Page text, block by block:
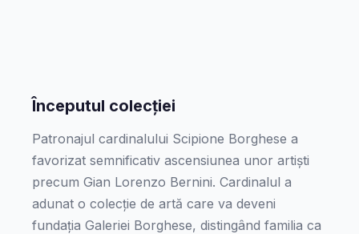
Începutul colecției
Patronajul cardinalului Scipione Borghese a
favorizat semnificativ ascensiunea unor artiști
precum Gian Lorenzo Bernini. Cardinalul a
adunat o colecție de artă care va deveni
fundația Galeriei Borghese, distingând familia ca